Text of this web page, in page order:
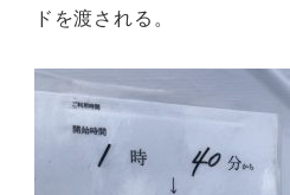
ドを渡される。